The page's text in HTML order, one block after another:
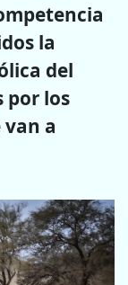
la
del
por los
a